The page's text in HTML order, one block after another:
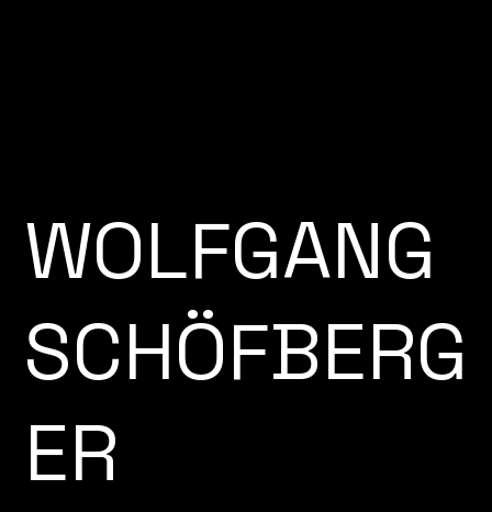
WOLFGANG
SCHÖFBERG
ER